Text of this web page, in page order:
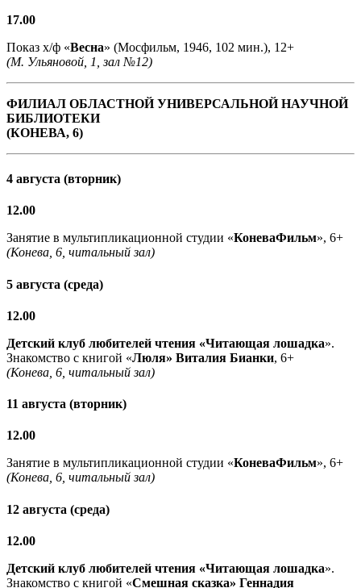
17.00
Показ х/ф «Весна» (Мосфильм, 1946, 102 мин.), 12+
(М. Ульяновой, 1, зал №12)
ФИЛИАЛ ОБЛАСТНОЙ УНИВЕРСАЛЬНОЙ НАУЧНОЙ
БИБЛИОТЕКИ
(КОНЕВА, 6)
4 августа (вторник)
12.00
Занятие в мультипликационной студии «КоневаФильм», 6+
(Конева, 6, читальный зал)
5 августа (среда)
12.00
Детский клуб любителей чтения «Читающая лошадка».
Знакомство с книгой «Люля» Виталия Бианки, 6+
(Конева, 6, читальный зал)
11 августа (вторник)
12.00
Занятие в мультипликационной студии «КоневаФильм», 6+
(Конева, 6, читальный зал)
12 августа (среда)
12.00
Детский клуб любителей чтения «Читающая лошадка».
Знакомство с книгой «Смешная сказка» Геннадия